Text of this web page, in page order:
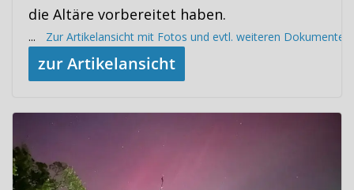
die Altäre vorbereitet haben.
...Zur Artikelansicht mit Fotos und evtl. weiteren Dokumenten
zur Artikelansicht